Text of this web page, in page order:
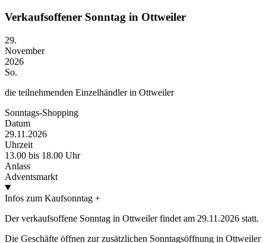
Verkaufsoffener Sonntag in Ottweiler
29.
November
2026
So.
die teilnehmenden Einzelhändler in Ottweiler
Sonntags-Shopping
Datum
29.11.2026
Uhrzeit
13.00 bis 18.00 Uhr
Anlass
Adventsmarkt
Infos zum Kaufsonntag +
Der verkaufsoffene Sonntag in Ottweiler findet am 29.11.2026 statt.
Die Geschäfte öffnen zur zusätzlichen Sonntagsöffnung in Ottweiler